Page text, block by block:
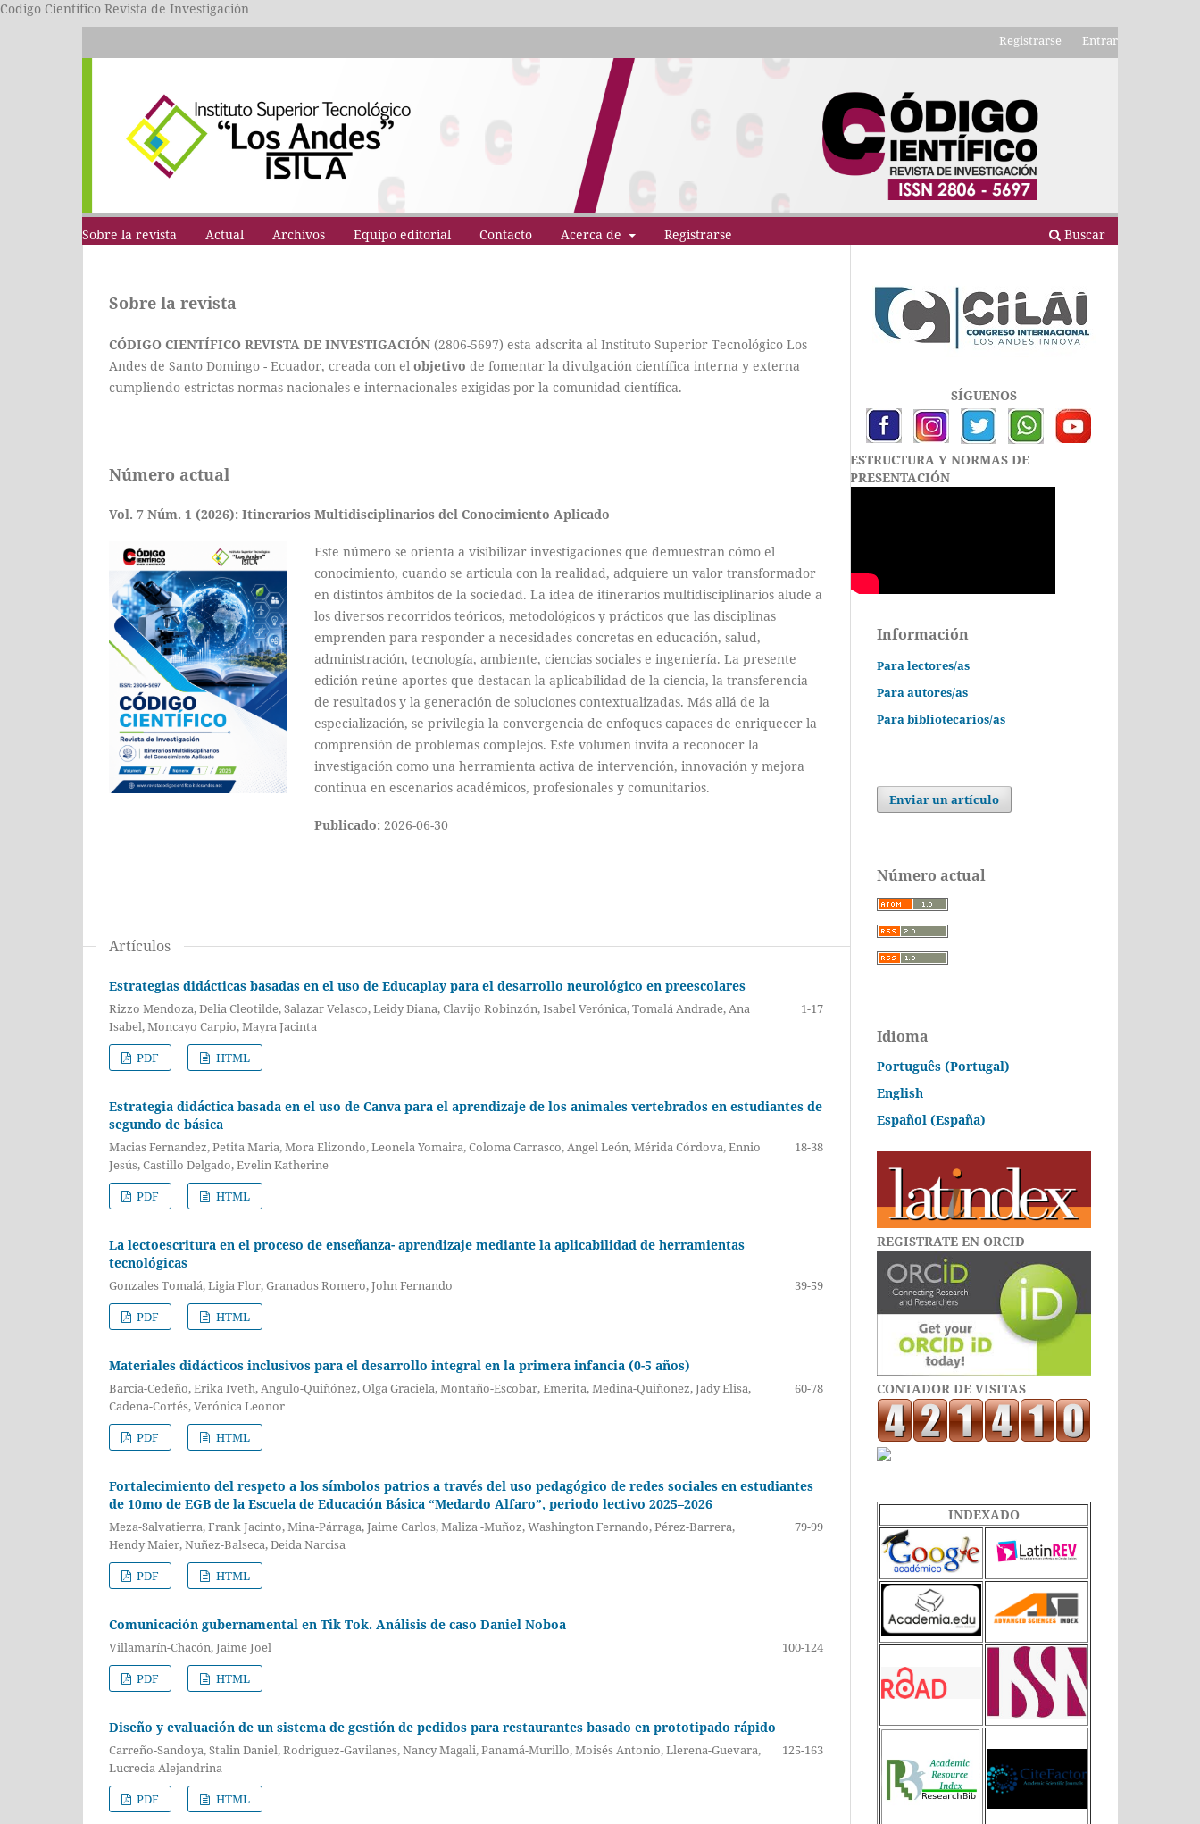
Codigo Científico Revista de Investigación
Sobre la revista Actual Archivos Equipo editorial Contacto Acerca de Registrarse Buscar
Registrarse Entrar
Sobre la revista
CÓDIGO CIENTÍFICO REVISTA DE INVESTIGACIÓN (2806-5697) esta adscrita al Instituto Superior Tecnológico Los
Andes de Santo Domingo - Ecuador, creada con el objetivo de fomentar la divulgación científica interna y externa
cumpliendo estrictas normas nacionales e internacionales exigidas por la comunidad científica.
Número actual
Vol. 7 Núm. 1 (2026): Itinerarios Multidisciplinarios del Conocimiento Aplicado
Este número se orienta a visibilizar investigaciones que demuestran cómo el
conocimiento, cuando se articula con la realidad, adquiere un valor transformador
en distintos ámbitos de la sociedad. La idea de itinerarios multidisciplinarios alude a
los diversos recorridos teóricos, metodológicos y prácticos que las disciplinas
emprenden para responder a necesidades concretas en educación, salud,
administración, tecnología, ambiente, ciencias sociales e ingeniería. La presente
edición reúne aportes que destacan la aplicabilidad de la ciencia, la transferencia
de resultados y la generación de soluciones contextualizadas. Más allá de la
especialización, se privilegia la convergencia de enfoques capaces de enriquecer la
comprensión de problemas complejos. Este volumen invita a reconocer la
investigación como una herramienta activa de intervención, innovación y mejora
continua en escenarios académicos, profesionales y comunitarios.
Publicado: 2026-06-30
Artículos
Estrategias didácticas basadas en el uso de Educaplay para el desarrollo neurológico en preescolares
Rizzo Mendoza, Delia Cleotilde, Salazar Velasco, Leidy Diana, Clavijo Robinzón, Isabel Verónica, Tomalá Andrade, Ana
Isabel, Moncayo Carpio, Mayra Jacinta
1-17
PDF HTML
Estrategia didáctica basada en el uso de Canva para el aprendizaje de los animales vertebrados en estudiantes de
segundo de básica
Macias Fernandez, Petita Maria, Mora Elizondo, Leonela Yomaira, Coloma Carrasco, Angel León, Mérida Córdova, Ennio
Jesús, Castillo Delgado, Evelin Katherine
18-38
PDF HTML
La lectoescritura en el proceso de enseñanza- aprendizaje mediante la aplicabilidad de herramientas
tecnológicas
Gonzales Tomalá, Ligia Flor, Granados Romero, John Fernando
39-59
PDF
HTML
Materiales didácticos inclusivos para el desarrollo integral en la primera infancia (0-5 años)
Barcia-Cedeño, Erika Iveth, Angulo-Quiñónez, Olga Graciela, Montaño-Escobar, Emerita, Medina-Quiñonez, Jady Elisa,
Cadena-Cortés, Verónica Leonor
60-78
PDF HTML
Fortalecimiento del respeto a los símbolos patrios a través del uso pedagógico de redes sociales en estudiantes
de 10mo de EGB de la Escuela de Educación Básica “Medardo Alfaro”, periodo lectivo 2025–2026
Meza-Salvatierra, Frank Jacinto, Mina-Párraga, Jaime Carlos, Maliza -Muñoz, Washington Fernando, Pérez-Barrera,
Hendy Maier, Nuñez-Balseca, Deida Narcisa
79-99
PDF HTML
Comunicación gubernamental en Tik Tok. Análisis de caso Daniel Noboa
Villamarín-Chacón, Jaime Joel
100-124
PDF
HTML
Diseño y evaluación de un sistema de gestión de pedidos para restaurantes basado en prototipado rápido
Carreño-Sandoya, Stalin Daniel, Rodriguez-Gavilanes, Nancy Magali, Panamá-Murillo, Moisés Antonio, Llerena-Guevara,
Lucrecia Alejandrina
125-163
PDF HTML
SÍGUENOS
ESTRUCTURA Y NORMAS DE
PRESENTACIÓN
Información
Para lectores/as
Para autores/as
Para bibliotecarios/as
Enviar un artículo
Número actual
Idioma
Português (Portugal)
English
Español (España)
REGISTRATE EN ORCID
CONTADOR DE VISITAS
INDEXADO